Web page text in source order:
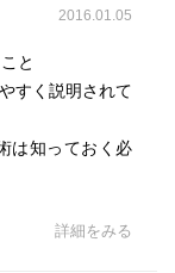
2016.01.05
と
すく説明されて
は知っておく必
詳細をみる